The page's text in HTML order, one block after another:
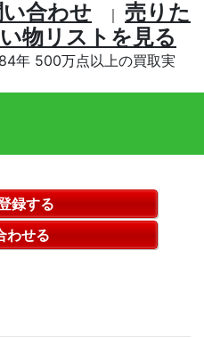
合わせ ｜ 売りた
い物リストを⾒る
年 500万点以上の買取実
録する
わせる